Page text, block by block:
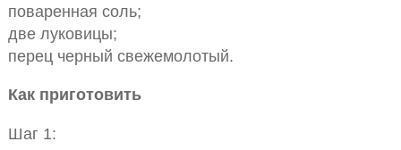
поваренная соль;
две луковицы;
перец черный свежемолотый.
Как приготовить
Шаг 1: